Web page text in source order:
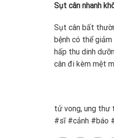
Sụt cân nhanh
Sụt cân bất
bệnh có thể
hấp thu dinh
cân đi kèm mệt
tử vong, ung
#sĩ #cảnh #báo